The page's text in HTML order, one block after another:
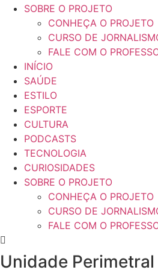
SOBRE O PROJETO
CONHEÇA O PROJETO
CURSO DE
FALE COM O
INÍCIO
SAÚDE
ESTILO
ESPORTE
CULTURA
PODCASTS
TECNOLOGIA
CURIOSIDADES
SOBRE O PROJETO
CONHEÇA O PROJETO
CURSO DE
FALE COM O
Unidade